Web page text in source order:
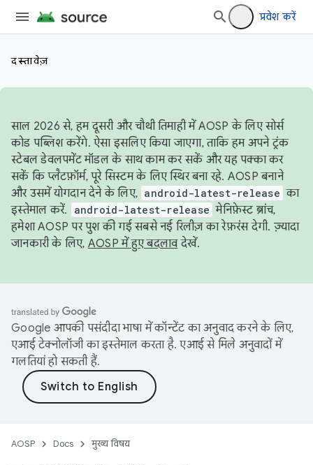
प्रवेश करें
दस्तावेज़
साल 2026 से, हम दूसरी और चौथी तिमाही में AOSP के लिए सोर्स
कोड पब्लिश करेंगे. ऐसा इसलिए किया जाएगा, ताकि हम अपने ट्रंक
स्टेबल डेवलपमेंट मॉडल के साथ काम कर सकें और यह पक्का कर
सकें कि प्लैटफ़ॉर्म, पूरे सिस्टम के लिए स्थिर बना रहे. AOSP बनाने
और उसमें योगदान देने के लिए, android-latest-release का
इस्तेमाल करें.
android-latest-release मेनिफ़ेस्ट ब्रांच,
हमेशा AOSP पर पुश की गई सबसे नई रिलीज़ का रेफ़रंस देगी. ज़्यादा
जानकारी के लिए, AOSP में हुए बदलावदेखें.
Google आपकी पसंदीदा भाषा में कॉन्टेंट का अनुवाद करने के लिए,
एआई टेक्नोलॉजी का इस्तेमाल करता है. एआई से मिले अनुवादों में
गलतियां हो सकती हैं.
AOSP Docs मुख्य विषय